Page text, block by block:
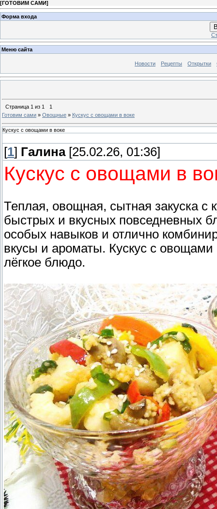
[ГОТОВИМ САМИ]
Форма входа
Меню сайта
Новости Рецепты Открытки
Страница 1 из 1
1
Готовим сами » Овощные » Кускус с овощами в воке
Кускус с овощами в воке
[1] Галина[25.02.26, 01:36]
Кускус с овощами в
Теплая, овощная, сытная закуска с
быстрых и вкусных повседневных
особых навыков и отлично
вкусы и ароматы. Кускус с
лёгкое блюдо.